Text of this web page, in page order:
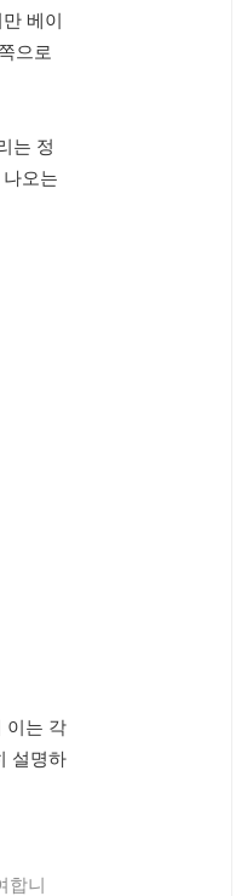
베이
으로
는 정
오는
이는 각
설명하
합니